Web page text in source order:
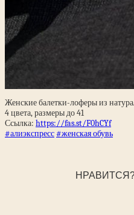
Женские балетки-лоферы из
4 цвета, размеры до 41
Ссылка: https://fas.st/F0hCYf
#алиэкспресс#женская обувь